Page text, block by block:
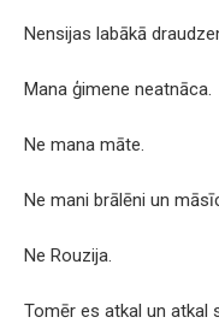
Nensijas labākā
Mana ģimene neatnāca.
Ne mana māte.
Ne mani brālēni un
Ne Rouzija.
Tomēr es atkal un atkal